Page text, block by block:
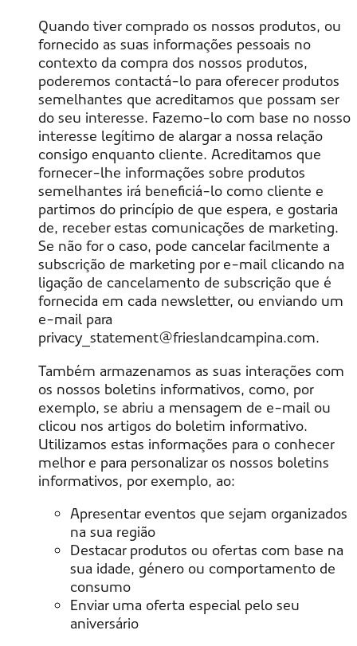
Quando tiver comprado os nossos produtos, ou
fornecido as suas informações pessoais no
contexto da compra dos nossos produtos,
poderemos contactá-lo para oferecer produtos
semelhantes que acreditamos que possam ser
do seu interesse. Fazemo-lo com base no nosso
interesse legítimo de alargar a nossa relação
consigo enquanto cliente. Acreditamos que
fornecer-lhe informações sobre produtos
semelhantes irá beneficiá-lo como cliente e
partimos do princípio de que espera, e gostaria
de, receber estas comunicações de marketing.
Se não for o caso, pode cancelar facilmente a
subscrição de marketing por e-mail clicando na
ligação de cancelamento de subscrição que é
fornecida em cada newsletter, ou enviando um
e-mail para
privacy_statement@frieslandcampina.com.
Também armazenamos as suas interações com
os nossos boletins informativos, como, por
exemplo, se abriu a mensagem de e-mail ou
clicou nos artigos do boletim informativo.
Utilizamos estas informações para o conhecer
melhor e para personalizar os nossos boletins
informativos, por exemplo, ao:
Apresentar eventos que sejam organizados
na sua região
Destacar produtos ou ofertas com base na
sua idade, género ou comportamento de
consumo
Enviar uma oferta especial pelo seu
aniversário